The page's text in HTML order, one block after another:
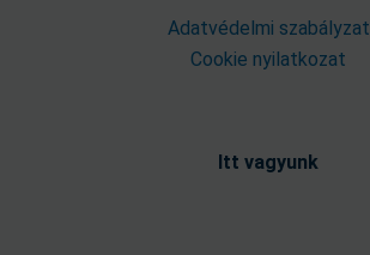
Adatvédelmi szabályzat
Cookie nyilatkozat
Itt vagyunk